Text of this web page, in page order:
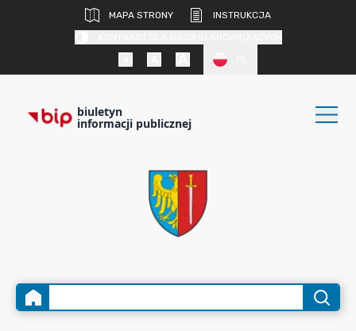
MAPA STRONY
INSTRUKCJA
biuletyn
informacji publicznej